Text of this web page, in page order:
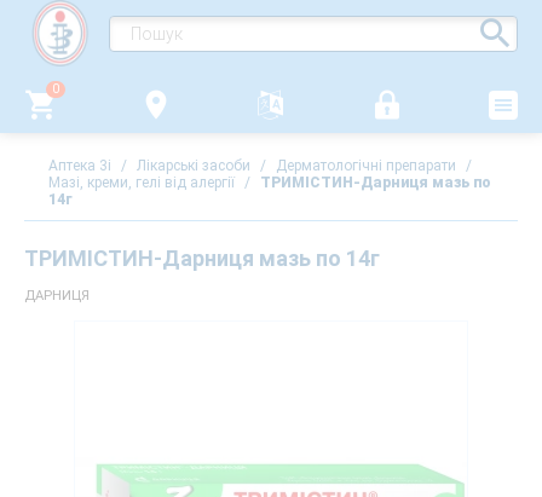
0
Аптека 3i / Лікарські засоби / Дерматологічні препарати
/
Мазі, креми, гелі від алергії /
ТРИМІСТИН-Дарниця мазь по
14г
ТРИМІСТИН-Дарниця мазь по 14г
ДАРНИЦЯ